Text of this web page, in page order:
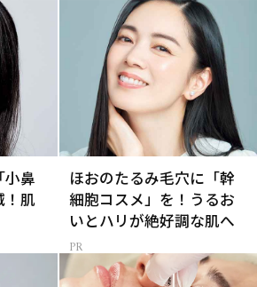
小鼻
！肌
ほおのたるみ毛穴に「幹
細胞コスメ」を！うるお
いとハリが絶好調な肌へ